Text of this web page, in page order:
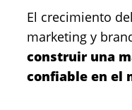
El crecimiento
marketing y
construir una
confiable en el